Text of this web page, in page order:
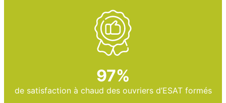
97%
de satisfaction à chaud des ouvriers d’ESAT formés